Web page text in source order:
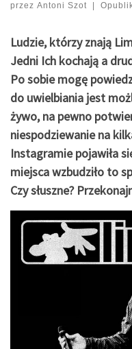
przez Antoni Szot
Ludzie, którzy znają
Jedni Ich kochają a
Po sobie mogę
do uwielbiania jest
żywo, na pewno
niespodziewanie na
Instagramie pojawiła
miejsca wzbudziło to
Czy słuszne?